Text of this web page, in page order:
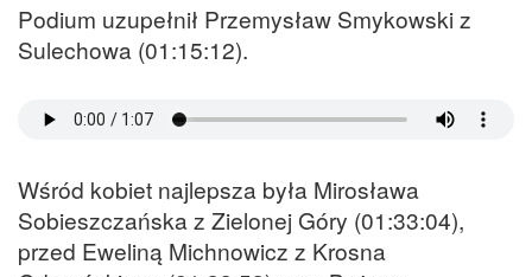
Podium uzupełnił Przemysław Smykowski z
Sulechowa (01:15:12).
Wśród kobiet najlepsza była Mirosława
Sobieszczańska z Zielonej Góry (01:33:04),
przed Eweliną Michnowicz z Krosna